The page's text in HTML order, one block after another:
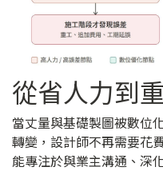
從省人力到
當丈量與基礎製圖被數位
轉變，設計師不再需要花
能專注於與業主溝通、深